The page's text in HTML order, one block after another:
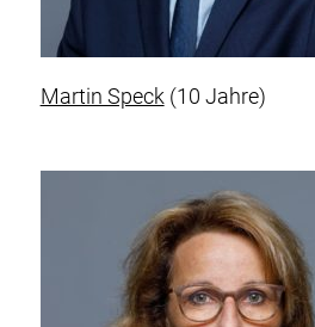
Martin Speck (10 Jahre)